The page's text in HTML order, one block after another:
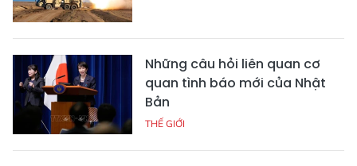
Những câu hỏi liên quan cơ
quan tình báo mới của Nhật
Bản
THẾ GIỚI